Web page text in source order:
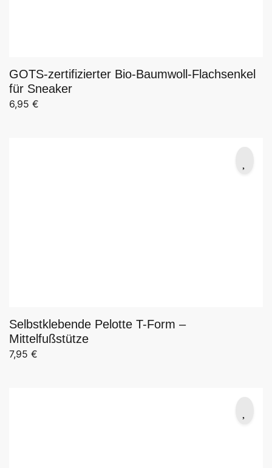
GOTS-zertifizierter Bio-Baumwoll-Flachsenkel
für Sneaker
6,95 €
Selbstklebende Pelotte T-Form –
Mittelfußstütze
7,95 €